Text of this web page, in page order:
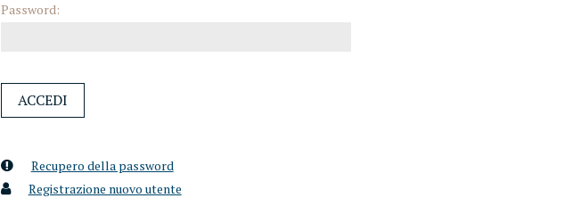
Password:
Recupero della password
Registrazione nuovo utente